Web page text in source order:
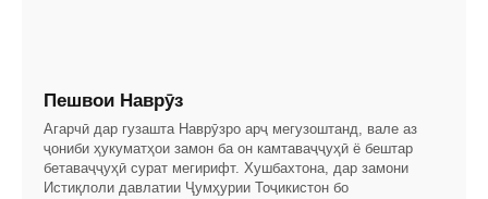
Пешвои Наврӯз
Агарчӣ дар гузашта Наврӯзро арҷ мегузоштанд, вале аз
ҷониби ҳукуматҳои замон ба он камтаваҷҷуҳӣ ё бештар
бетаваҷҷуҳӣ сурат мегирифт. Хушбахтона, дар замони
Истиқлоли давлатии Ҷумҳурии Тоҷикистон бо